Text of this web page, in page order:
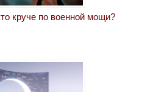
круче по военной мощи?